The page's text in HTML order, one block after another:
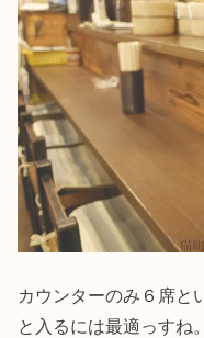
カウンターのみ６席と
と入るには最適っすね